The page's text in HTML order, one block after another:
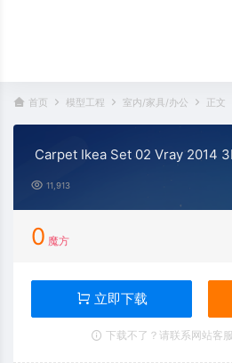
首页 模型工程 室内/家具/办公 正文
Carpet Ikea Set 02 Vray 2014
11,913
0 魔方
立即下载
下载不了？请联系网站客